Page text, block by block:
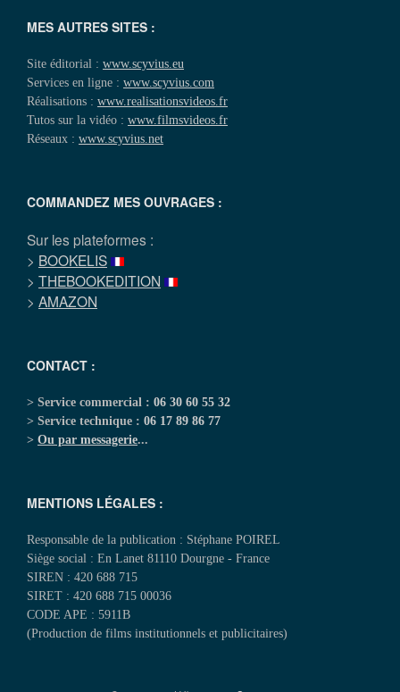
MES AUTRES SITES :
Site éditorial : www.scyvius.eu
Services en ligne : www.scyvius.com
Réalisations : www.realisationsvideos.fr
Tutos sur la vidéo : www.filmsvideos.fr
Réseaux : www.scyvius.net
COMMANDEZ MES OUVRAGES :
Sur les plateformes :
> BOOKELIS
> THEBOOKEDITION
> AMAZON
CONTACT :
> Service commercial : 06 30 60 55 32
> Service technique : 06 17 89 86 77
> Ou par messagerie...
MENTIONS LÉGALES :
Responsable de la publication : Stéphane POIREL
Siège social : En Lanet 81110 Dourgne - France
SIREN : 420 688 715
SIRET : 420 688 715 00036
CODE APE : 5911B
(Production de films institutionnels et publicitaires)